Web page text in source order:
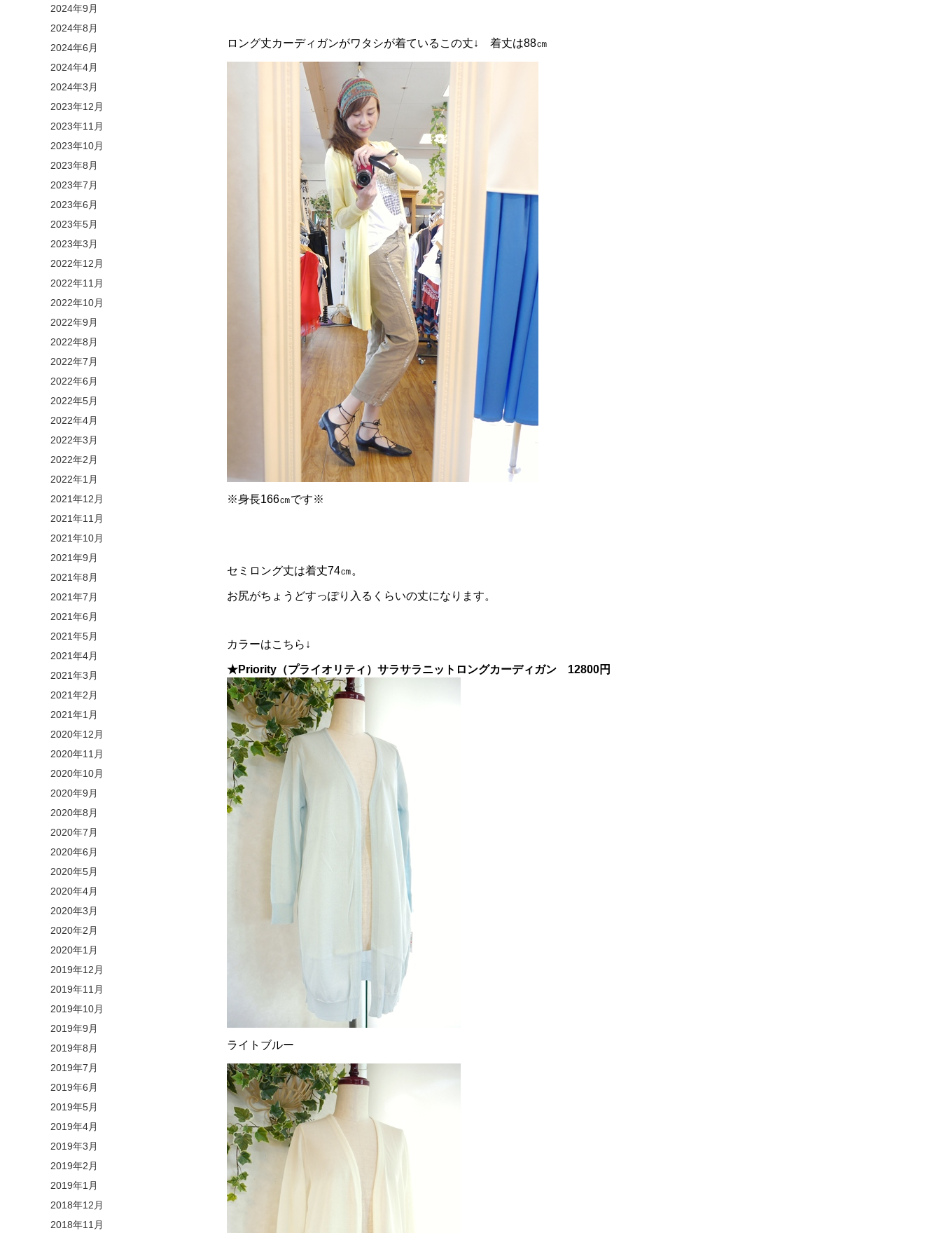
ロング丈カーディガンがワタシが着ているこの丈↓ 着丈は88㎝
※身長166㎝です※
セミロング丈は着丈74㎝。
お尻がちょうどすっぽり入るくらいの丈になります。
カラーはこちら↓
★Priority（プライオリティ）サラサラニットロングカーディガン 12800円
ライトブルー
2024年9月
2024年8月
2024年6月
2024年4月
2024年3月
2023年12月
2023年11月
2023年10月
2023年8月
2023年7月
2023年6月
2023年5月
2023年3月
2022年12月
2022年11月
2022年10月
2022年9月
2022年8月
2022年7月
2022年6月
2022年5月
2022年4月
2022年3月
2022年2月
2022年1月
2021年12月
2021年11月
2021年10月
2021年9月
2021年8月
2021年7月
2021年6月
2021年5月
2021年4月
2021年3月
2021年2月
2021年1月
2020年12月
2020年11月
2020年10月
2020年9月
2020年8月
2020年7月
2020年6月
2020年5月
2020年4月
2020年3月
2020年2月
2020年1月
2019年12月
2019年11月
2019年10月
2019年9月
2019年8月
2019年7月
2019年6月
2019年5月
2019年4月
2019年3月
2019年2月
2019年1月
2018年12月
2018年11月